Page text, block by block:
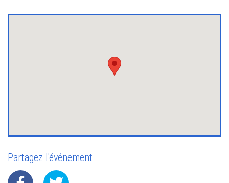
Partagez l'événement